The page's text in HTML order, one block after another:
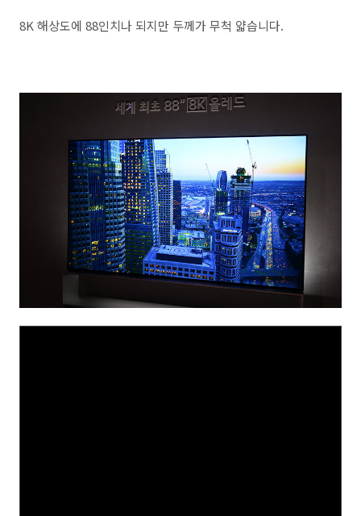
8K 해상도에 88인치나 되지만 두께가 무척 얇습니다.